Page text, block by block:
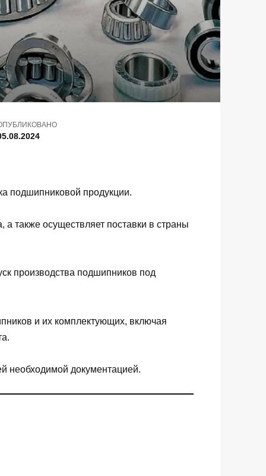
подшипниковой продукции.
также осуществляет поставки в страны
производства подшипников под
и их комплектующих, включая
необходимой документацией.